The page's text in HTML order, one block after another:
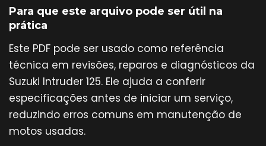
Para que este arquivo pode ser útil na
prática
Este PDF pode ser usado como referência
técnica em revisões, reparos e diagnósticos da
Suzuki Intruder 125. Ele ajuda a conferir
especificações antes de iniciar um serviço,
reduzindo erros comuns em manutenção de
motos usadas.